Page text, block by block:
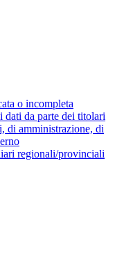
o incompleta
dati da parte dei titolari
di amministrazione, di
regionali/provinciali